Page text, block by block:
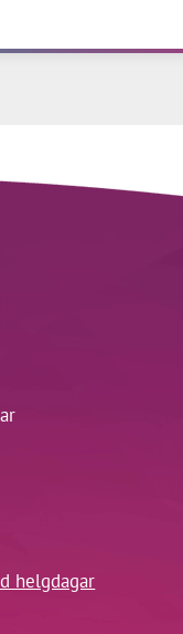
helgdagar